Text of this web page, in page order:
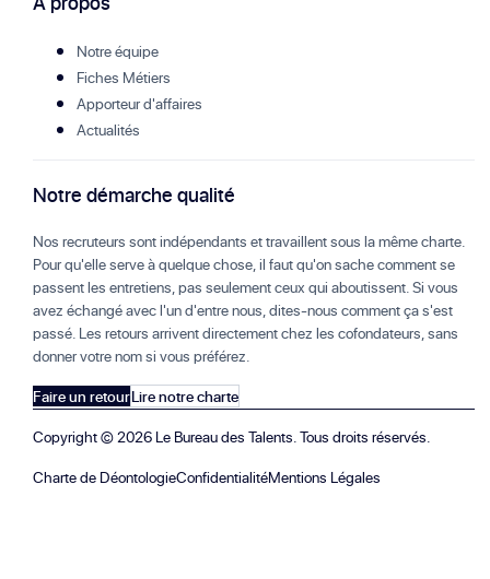
Notre équipe
Fiches Métiers
Apporteur d'affaires
Actualités
Notre démarche qualité
Nos recruteurs sont indépendants et travaillent sous la même charte.
Pour qu'elle serve à quelque chose, il faut qu'on sache comment se
passent les entretiens, pas seulement ceux qui aboutissent. Si vous
avez échangé avec l'un d'entre nous, dites-nous comment ça s'est
passé. Les retours arrivent directement chez les cofondateurs, sans
donner votre nom si vous préférez.
Faire un retourLire notre charte
Copyright ©2026 Le Bureau des Talents. Tous droits réservés.
Charte de DéontologieConfidentialitéMentions Légales